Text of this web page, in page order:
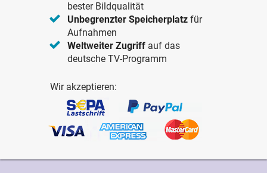
bester Bildqualität
Unbegrenzter Speicherplatz für
Aufnahmen
Weltweiter Zugriff auf das
deutsche TV-Programm
Wir akzeptieren: